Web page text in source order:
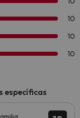
específicas